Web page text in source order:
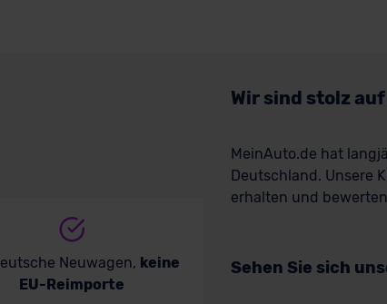
Neuwagen, keine
EU-Reimporte
Wir sind stolz
MeinAuto.de hat
Deutschland. Unsere
erhalten und
Sehen Sie sich